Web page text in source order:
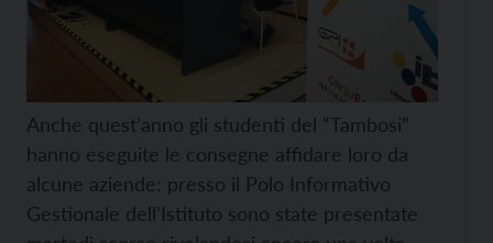
Anche quest’anno gli studenti del “Tambosi”
hanno eseguite le consegne affidare loro da
alcune aziende: presso il Polo Informativo
Gestionale dell’Istituto sono state presentate